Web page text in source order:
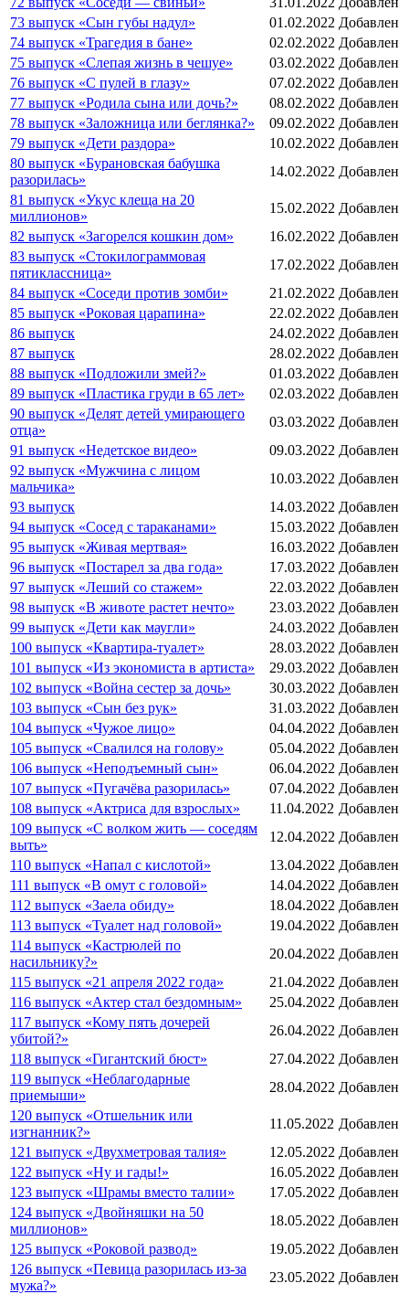
73 выпуск «Сын губы надул»
01.02.2022 Добавлен
74 выпуск «Трагедия в бане»
02.02.2022 Добавлен
75 выпуск «Слепая жизнь в чешуе»
03.02.2022 Добавлен
76 выпуск «С пулей в глазу»
07.02.2022 Добавлен
77 выпуск «Родила сына или дочь?»
08.02.2022 Добавлен
78 выпуск «Заложница или беглянка?»
09.02.2022 Добавлен
79 выпуск «Дети раздора»
10.02.2022 Добавлен
80 выпуск «Бурановская бабушка
разорилась»
14.02.2022 Добавлен
81 выпуск «Укус клеща на 20
миллионов»
15.02.2022 Добавлен
82 выпуск «Загорелся кошкин дом»
16.02.2022 Добавлен
83 выпуск «Стокилограммовая
пятиклассница»
17.02.2022 Добавлен
84 выпуск «Соседи против зомби»
21.02.2022 Добавлен
85 выпуск «Роковая царапина»
22.02.2022 Добавлен
86 выпуск
24.02.2022 Добавлен
87 выпуск
28.02.2022 Добавлен
88 выпуск «Подложили змей?»
01.03.2022 Добавлен
89 выпуск «Пластика груди в 65 лет»
02.03.2022 Добавлен
90 выпуск «Делят детей умирающего
отца»
03.03.2022 Добавлен
91 выпуск «Недетское видео»
09.03.2022 Добавлен
92 выпуск «Мужчина с лицом
мальчика»
10.03.2022 Добавлен
93 выпуск
14.03.2022 Добавлен
94 выпуск «Сосед с тараканами»
15.03.2022 Добавлен
95 выпуск «Живая мертвая»
16.03.2022 Добавлен
96 выпуск «Постарел за два года»
17.03.2022 Добавлен
97 выпуск «Леший со стажем»
22.03.2022 Добавлен
98 выпуск «В животе растет нечто»
23.03.2022 Добавлен
99 выпуск «Дети как маугли»
24.03.2022 Добавлен
100 выпуск «Квартира-туалет»
28.03.2022 Добавлен
101 выпуск «Из экономиста в артиста»
29.03.2022 Добавлен
102 выпуск «Война сестер за дочь»
30.03.2022 Добавлен
103 выпуск «Сын без рук»
31.03.2022 Добавлен
104 выпуск «Чужое лицо»
04.04.2022 Добавлен
105 выпуск «Свалился на голову»
05.04.2022 Добавлен
106 выпуск «Неподъемный сын»
06.04.2022 Добавлен
107 выпуск «Пугачёва разорилась»
07.04.2022 Добавлен
108 выпуск «Актриса для взрослых»
11.04.2022 Добавлен
109 выпуск «С волком жить — соседям
выть»
12.04.2022 Добавлен
110 выпуск «Напал с кислотой»
13.04.2022 Добавлен
111 выпуск «В омут с головой»
14.04.2022 Добавлен
112 выпуск «Заела обиду»
18.04.2022 Добавлен
113 выпуск «Туалет над головой»
19.04.2022 Добавлен
114 выпуск «Кастрюлей по
насильнику?»
20.04.2022 Добавлен
115 выпуск «21 апреля 2022 года»
21.04.2022 Добавлен
116 выпуск «Актер стал бездомным»
25.04.2022 Добавлен
117 выпуск «Кому пять дочерей
убитой?»
26.04.2022 Добавлен
118 выпуск «Гигантский бюст»
27.04.2022 Добавлен
119 выпуск «Неблагодарные
приемыши»
28.04.2022 Добавлен
120 выпуск «Отшельник или
изгнанник?»
11.05.2022 Добавлен
121 выпуск «Двухметровая талия»
12.05.2022 Добавлен
122 выпуск «Ну и гады!»
16.05.2022 Добавлен
123 выпуск «Шрамы вместо талии»
17.05.2022 Добавлен
124 выпуск «Двойняшки на 50
миллионов»
18.05.2022 Добавлен
125 выпуск «Роковой развод»
19.05.2022 Добавлен
126 выпуск «Певица разорилась из-за
мужа?»
23.05.2022 Добавлен